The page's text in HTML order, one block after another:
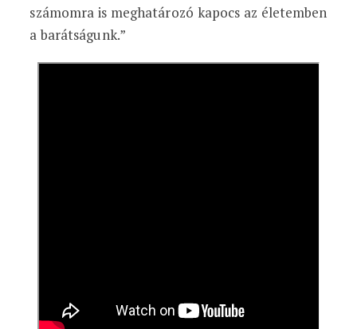
számomra is meghatározó kapocs az életemben
a barátságunk.”